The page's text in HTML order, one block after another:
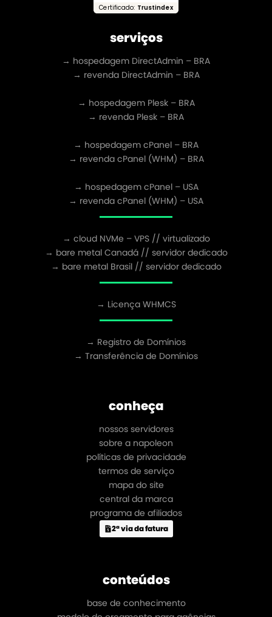
Certificado: Trustindex
serviços
→ hospedagem DirectAdmin – BRA
→ revenda DirectAdmin – BRA
→ hospedagem Plesk – BRA
→ revenda Plesk – BRA
→ hospedagem cPanel – BRA
→ revenda cPanel (WHM) – BRA
→ hospedagem cPanel – USA
→ revenda cPanel (WHM) – USA
→ cloud NVMe – VPS // virtualizado
→ bare metal Canadá // servidor dedicado
→ bare metal Brasil // servidor dedicado
→ Licença WHMCS
→ Registro de Domínios
→ Transferência de Domínios
conheça
nossos servidores
sobre a napoleon
políticas de privacidade
termos de serviço
mapa do site
central da marca
programa de afiliados
2ª via da fatura
conteúdos
base de conhecimento